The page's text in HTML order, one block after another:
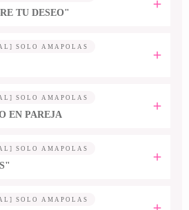
TU DESEO"
SOLO AMAPOLAS
SOLO AMAPOLAS
EN PAREJA
SOLO AMAPOLAS
SOLO AMAPOLAS